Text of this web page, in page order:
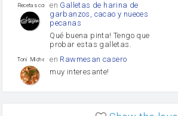
Recetas con sazon
en Galletas de harina de
garbanzos, cacao y nueces
pecanas
Qué buena pinta! Tengo que
probar estas galletas.
Toni Michel Caubet
en Rawmesan casero
muy interesante!
enLasaña casera fácil y